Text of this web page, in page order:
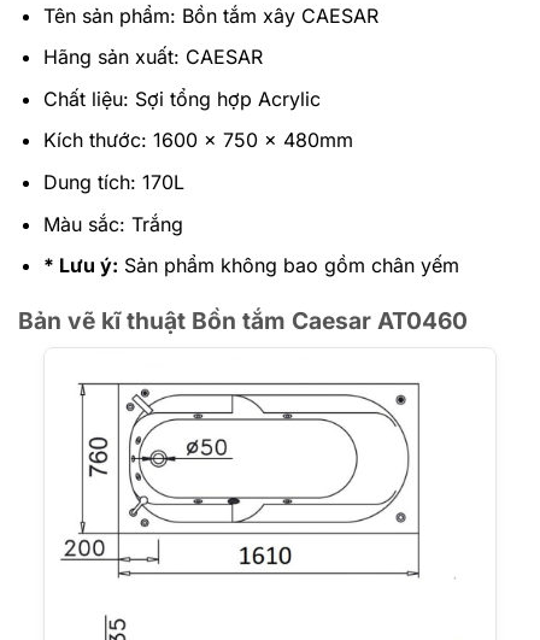
Tên sản phẩm: Bồn tắm xây CAESAR
Hãng sản xuất: CAESAR
Chất liệu: Sợi tổng hợp Acrylic
Kích thước: 1600 x 750 x 480mm
Dung tích: 170L
Màu sắc: Trắng
* Lưu ý: Sản phẩm không bao gồm chân yếm
Bản vẽ kĩ thuật Bồn tắm Caesar AT0460